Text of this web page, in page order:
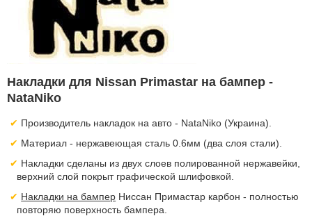
Накладки для Nissan Primastar на бампер -
NataNiko
Производитель накладок на авто - NataNiko (Украина).
Материал - нержавеющая сталь 0.6мм (два слоя стали).
Накладки сделаны из двух слоев полированной нержавейки,
верхний слой покрыт графической шлифовкой.
Накладки на бампер Ниссан Примастар карбон - полностью
повторяю поверхность бампера.